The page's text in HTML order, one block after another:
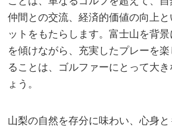
仲間との交流、経済的価値の向上と
ットをもたらします。富士山を背
を傾けながら、充実したプレーを
ることは、ゴルファーにとって大
ょう。
山梨の自然を存分に味わい、心身